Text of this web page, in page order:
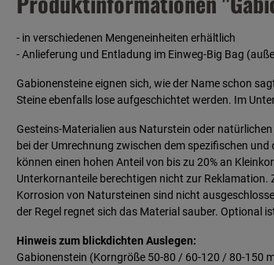
- in verschiedenen Mengeneinheiten erhältlich
- Anlieferung und Entladung im Einweg-Big Bag
Gabionensteine eignen sich, wie der Name schon
Steine ebenfalls lose aufgeschichtet werden. Im
Gesteins-Materialien aus Naturstein oder
bei der Umrechnung zwischen dem spezifischen
können einen hohen Anteil von bis zu 20% an
Unterkornanteile berechtigen nicht zur
Korrosion von Natursteinen sind nicht
der Regel regnet sich das Material sauber. Optional
Hinweis zum blickdichten Auslegen:
Gabionenstein (Korngröße 50-80 / 60-120 / 80-150